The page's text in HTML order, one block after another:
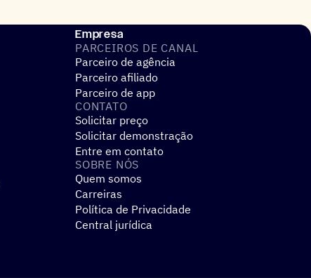
Empresa
PARCEIROS DE CANAL
Parceiro de agência
Parceiro afiliado
Parceiro de app
CONTATO
Solicitar preço
Solicitar demonstração
Entre em contato
SOBRE NÓS
Quem somos
Carreiras
Política de Privacidade
Central jurídica